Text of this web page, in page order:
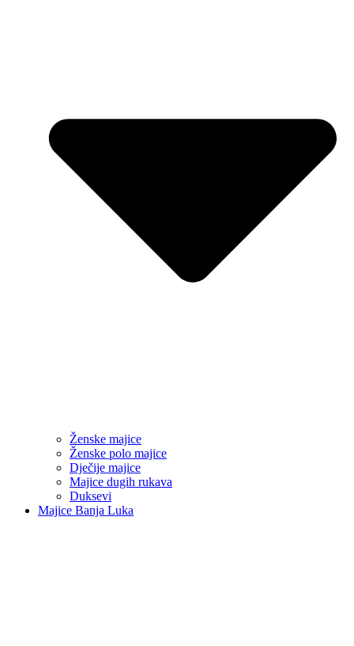
Ženske majice
Ženske polo majice
Dječije majice
Majice dugih rukava
Duksevi
Majice Banja Luka